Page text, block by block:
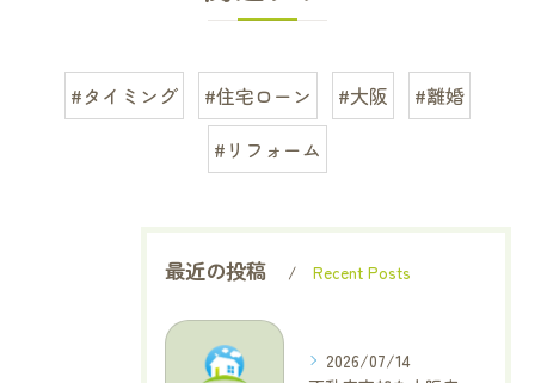
#タイミング #住宅ローン #大阪
#離婚
#リフォーム
最近の投稿 Recent Posts
2026/07/14